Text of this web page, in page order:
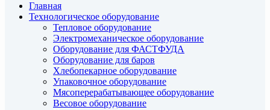
Главная
Технологическое оборудование
Тепловое оборудование
Электромеханическое оборудование
Оборудование для ФАСТФУДА
Оборудование для баров
Хлебопекарное оборудование
Упаковочное оборудование
Мясоперерабатывающее оборудование
Весовое оборудование